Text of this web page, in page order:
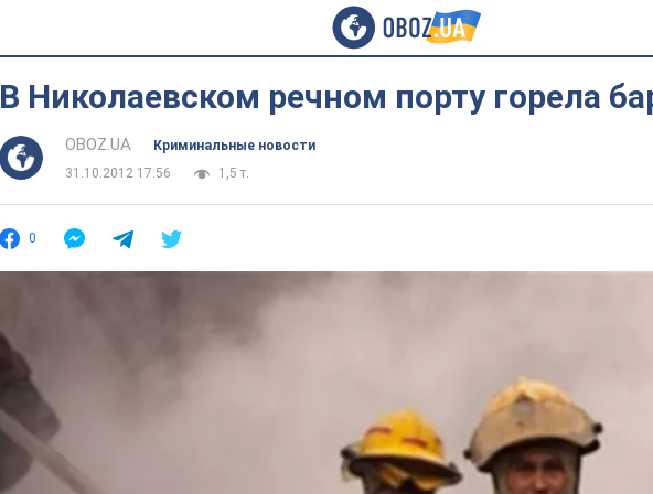
В Николаевском речном порту горела
OBOZ.UA
Криминальные новости
31.10.2012 17:56
1,5 т.
0